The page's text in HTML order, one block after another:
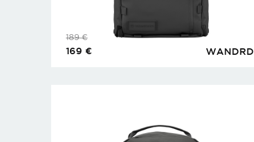
WANDRD
189€
169 €